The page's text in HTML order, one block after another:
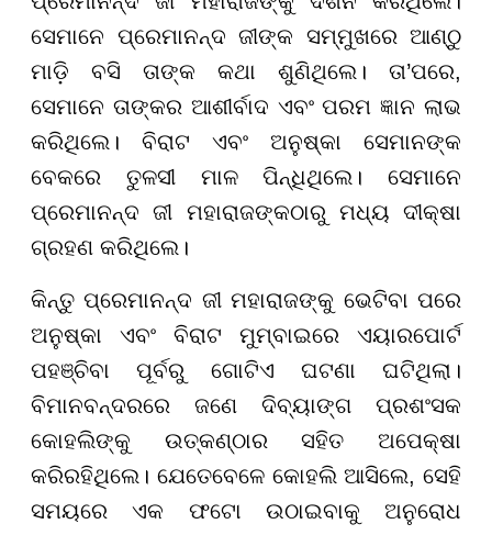
ସେମାନେ ପ୍ରେମାନନ୍ଦ ଜୀଙ୍କ ସମ୍ମୁଖରେ ଆଣ୍ଠୁ
ମାଡ଼ି ବସି ତାଙ୍କ କଥା ଶୁଣିଥିଲେ। ତା’ପରେ,
ସେମାନେ ତାଙ୍କର ଆଶୀର୍ବାଦ ଏବଂ ପରମ ଜ୍ଞାନ ଲାଭ
କରିଥିଲେ। ବିରାଟ ଏବଂ ଅନୁଷ୍କା ସେମାନଙ୍କ
ବେକରେ ତୁଳସୀ ମାଳ ପିନ୍ଧିଥିଲେ। ସେମାନେ
ପ୍ରେମାନନ୍ଦ ଜୀ ମହାରାଜଙ୍କଠାରୁ ମଧ୍ୟ ଦୀକ୍ଷା
ଗ୍ରହଣ କରିଥିଲେ।
କିନ୍ତୁ ପ୍ରେମାନନ୍ଦ ଜୀ ମହାରାଜଙ୍କୁ ଭେଟିବା ପରେ
ଅନୁଷ୍କା ଏବଂ ବିରାଟ ମୁମ୍ବାଇରେ ଏୟାରପୋର୍ଟ
ପହଞ୍ଚିବା ପୂର୍ବରୁ ଗୋଟିଏ ଘଟଣା ଘଟିଥିଲା।
ବିମାନବନ୍ଦରରେ ଜଣେ ଦିବ୍ୟାଙ୍ଗ ପ୍ରଶଂସକ
କୋହଲିଙ୍କୁ ଉତ୍କଣ୍ଠାର ସହିତ ଅପେକ୍ଷା
କରିରହିଥିଲେ। ଯେତେବେଳେ କୋହଲି ଆସିଲେ, ସେହି
ସମୟରେ ଏକ ଫଟୋ ଉଠାଇବାକୁ ଅନୁରୋଧ